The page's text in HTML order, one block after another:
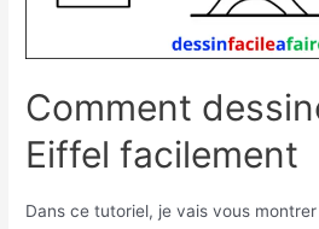
Comment
Eiffel facilement
Dans ce tutoriel, je vais vous